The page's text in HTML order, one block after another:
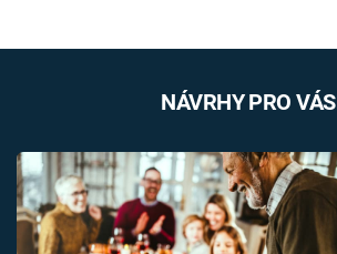
NÁVRHY PRO VÁS